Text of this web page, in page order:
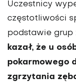
Uczestnicy
częstotliwości
podstawie grup
kazał, że u
pokarmowego
zgrzytania